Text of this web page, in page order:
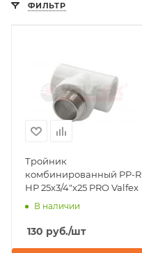
ФИЛЬТР
Тройник
комбинированный PP-R
НР 25х3/4"х25 PRO Valfex
В наличии
130 руб./шт